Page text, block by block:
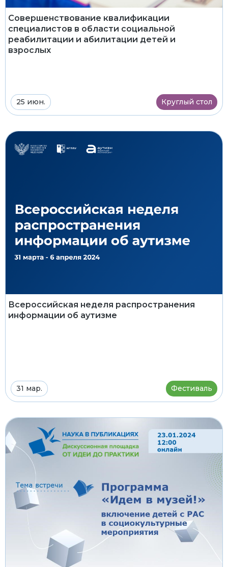
Совершенствование квалификации
специалистов в области социальной
реабилитации и абилитации детей и
взрослых
25 июн. Круглый стол
Всероссийская неделя распространения
информации об аутизме
31 мар. Фестиваль